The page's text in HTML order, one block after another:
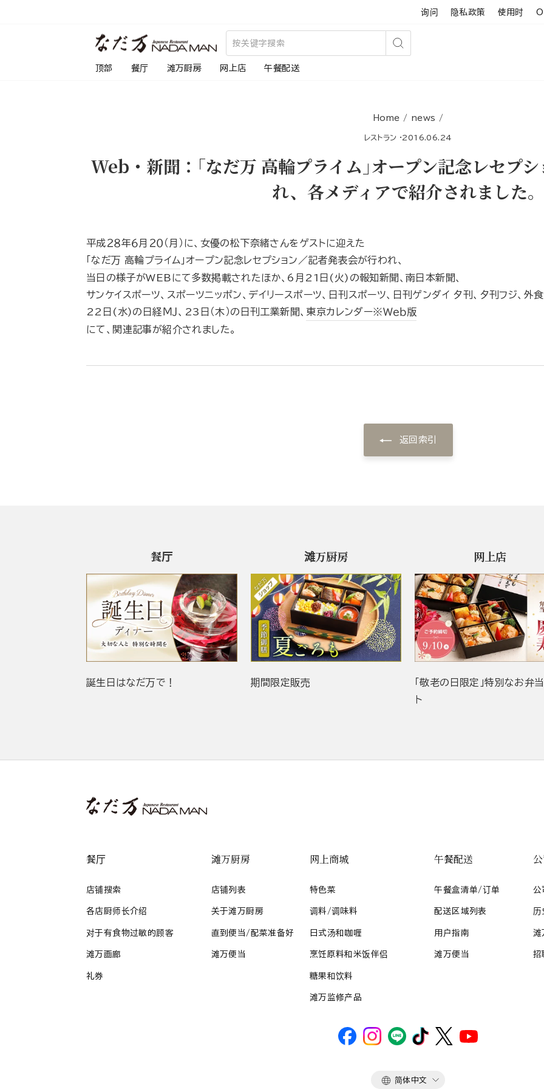
询问 隐私政策 使用时
搜
顶部 餐厅 滩万厨房 网上店 午餐配送
Home / news /
レストラン ·2016.06.24
Web・新聞：｢なだ万 高輪プライム｣オープン記念レセプ
れ、各メディアで紹介されました。
平成２８年６月２０（月）に、女優の松下奈緒さんをゲストに迎えた
｢なだ万 高輪プライム ｣オープン記念レセプション／記者発表会が行われ、
当日の様子がWEBにて多数掲載されたほか、6月21日(火)の報知新聞、南日本新聞、
サンケイスポーツ、スポーツニッポン、デイリースポーツ、日刊スポーツ、日刊ゲンダイ 夕刊、夕刊フジ、外
22日(水)の日経ＭＪ、23日（木）の日刊工業新聞、 東京カレンダー※Ｗｅｂ版
にて、関連記事が紹介されました。
返回索引
餐厅
誕生日はなだ万で！
滩万厨房
期間限定販売
网上店
「敬老の日限定」特別なお弁
ト
餐厅
店铺搜索
各店厨师长介绍
对于有食物过敏的顾客
滩万画廊
礼券
滩万厨房
店铺列表
关于滩万厨房
直到便当/配菜准备好
滩万便当
网上商城
特色菜
调料/调味料
日式汤和咖喱
烹饪原料和米饭伴侣
糖果和饮料
滩万监修产品
午餐配送
午餐盒清单/订单
配送区域列表
用户指南
滩万便当
公
历
滩
招
语 简体中文